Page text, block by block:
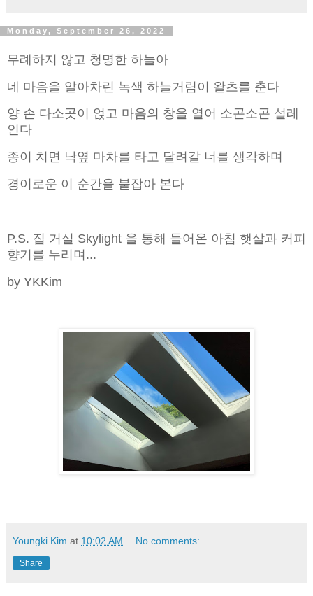
Monday, September 26, 2022
무례하지 않고 청명한 하늘아
네 마음을 알아차린 녹색 하늘거림이 왈츠를 춘다
양 손 다소곳이 얹고 마음의 창을 열어 소곤소곤 설레
인다
종이 치면 낙옆 마차를 타고 달려갈 너를 생각하며
경이로운 이 순간을 붙잡아 본다
P.S. 집 거실 Skylight 을 통해 들어온 아침 햇살과 커피
향기를 누리며...
by YKKim
Youngki Kim at 10:02 AM No comments:
Share